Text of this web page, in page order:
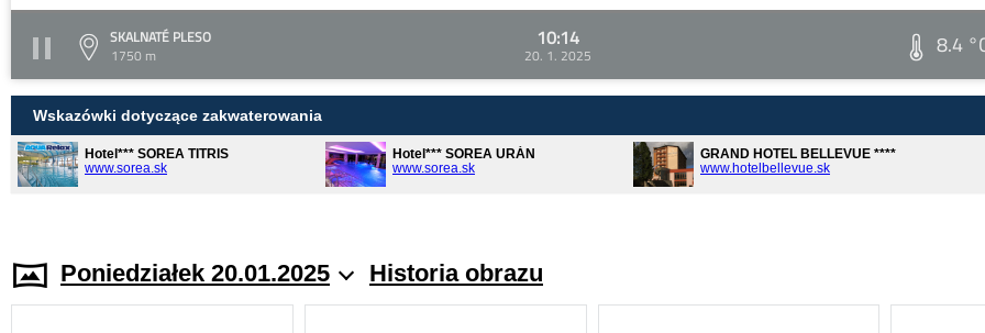
SKALNATÉ PLESO
1750 m
10:14
20. 1. 2025 8.4
Wskazówki dotyczące zakwaterowania
Hotel*** SOREA TITRIS
www.sorea.sk
Hotel*** SOREA URÁN
www.sorea.sk
GRAND HOTEL BELLEVUE ****
www.hotelbellevue.sk
Poniedziałek 20.01.2025 Historia obrazu